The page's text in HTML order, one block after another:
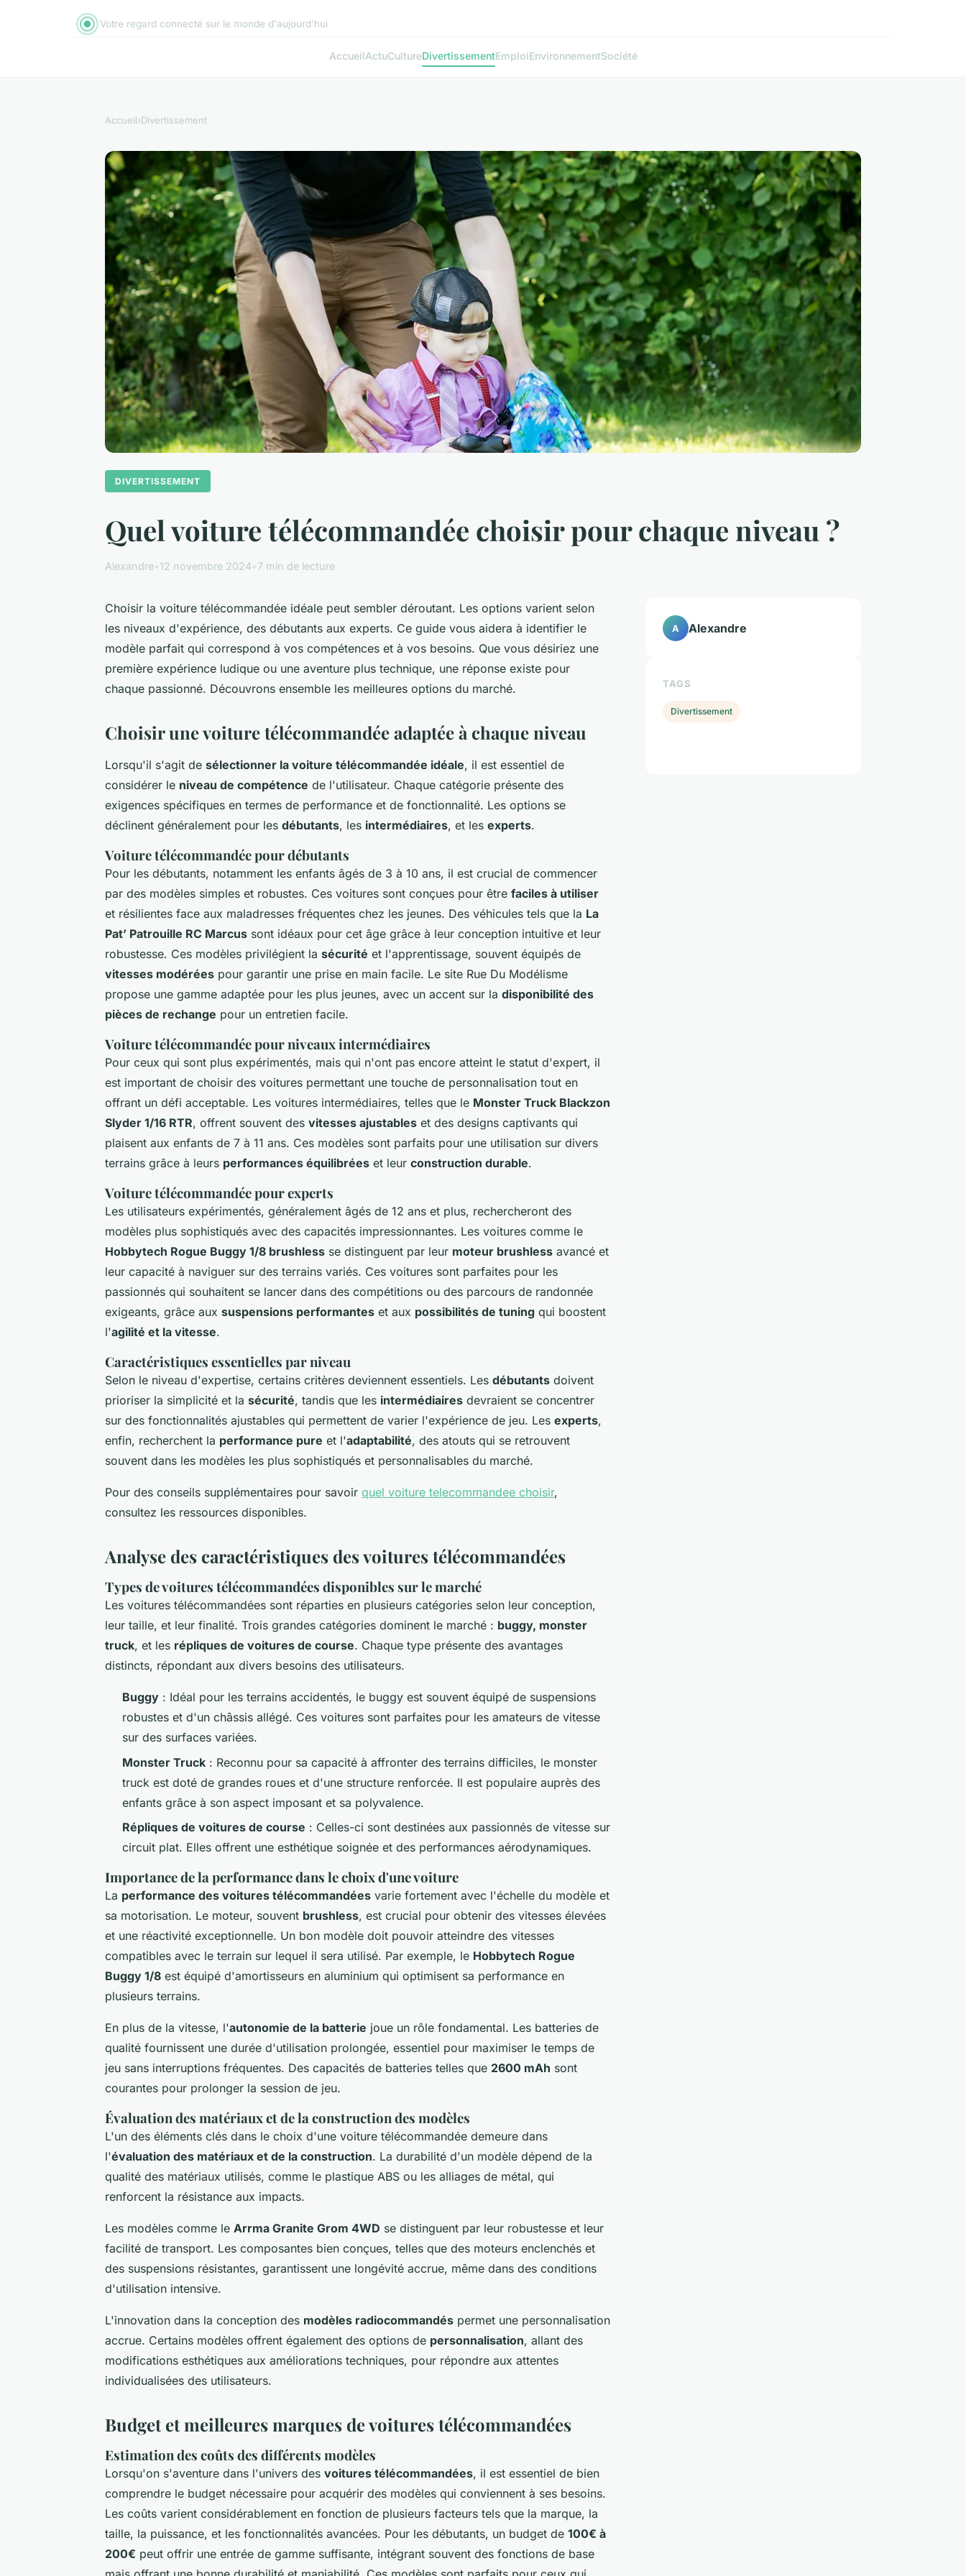
Votre regard connecté sur le monde d'aujourd'hui
AccueilActuCultureDivertissementEmploiEnvironnementSociété
Accueil›Divertissement
DIVERTISSEMENT
Quel voiture télécommandée choisir pour chaque niveau ?
Alexandre•12 novembre 2024•7 min de lecture
Choisir la voiture télécommandée idéale peut sembler déroutant. Les options varient selon
les niveaux d'expérience, des débutants aux experts. Ce guide vous aidera à identifier le
modèle parfait qui correspond à vos compétences et à vos besoins. Que vous désiriez une
première expérience ludique ou une aventure plus technique, une réponse existe pour
chaque passionné. Découvrons ensemble les meilleures options du marché.
Choisir une voiture télécommandée adaptée à chaque niveau
Lorsqu'il s'agit de sélectionner la voiture télécommandée idéale, il est essentiel de
considérer le niveau de compétence de l'utilisateur. Chaque catégorie présente des
exigences spécifiques en termes de performance et de fonctionnalité. Les options se
déclinent généralement pour les débutants, les intermédiaires, et les experts.
Voiture télécommandée pour débutants
Pour les débutants, notamment les enfants âgés de 3 à 10 ans, il est crucial de commencer
par des modèles simples et robustes. Ces voitures sont conçues pour être faciles à utiliser
et résilientes face aux maladresses fréquentes chez les jeunes. Des véhicules tels que la La
Pat’ Patrouille RC Marcus sont idéaux pour cet âge grâce à leur conception intuitive et leur
robustesse. Ces modèles privilégient la sécurité et l'apprentissage, souvent équipés de
vitesses modérées pour garantir une prise en main facile. Le site Rue Du Modélisme
propose une gamme adaptée pour les plus jeunes, avec un accent sur la disponibilité des
pièces de rechange pour un entretien facile.
Voiture télécommandée pour niveaux intermédiaires
Pour ceux qui sont plus expérimentés, mais qui n'ont pas encore atteint le statut d'expert, il
est important de choisir des voitures permettant une touche de personnalisation tout en
offrant un défi acceptable. Les voitures intermédiaires, telles que le Monster Truck Blackzon
Slyder 1/16 RTR, offrent souvent des vitesses ajustables et des designs captivants qui
plaisent aux enfants de 7 à 11 ans. Ces modèles sont parfaits pour une utilisation sur divers
terrains grâce à leurs performances équilibrées et leur construction durable.
Voiture télécommandée pour experts
Les utilisateurs expérimentés, généralement âgés de 12 ans et plus, rechercheront des
modèles plus sophistiqués avec des capacités impressionnantes. Les voitures comme le
Hobbytech Rogue Buggy 1/8 brushless se distinguent par leur moteur brushless avancé et
leur capacité à naviguer sur des terrains variés. Ces voitures sont parfaites pour les
passionnés qui souhaitent se lancer dans des compétitions ou des parcours de randonnée
exigeants, grâce aux suspensions performantes et aux possibilités de tuning qui boostent
l'agilité et la vitesse.
Caractéristiques essentielles par niveau
Selon le niveau d'expertise, certains critères deviennent essentiels. Les débutants doivent
prioriser la simplicité et la sécurité, tandis que les intermédiaires devraient se concentrer
sur des fonctionnalités ajustables qui permettent de varier l'expérience de jeu. Les experts,
enfin, recherchent la performance pure et l'adaptabilité, des atouts qui se retrouvent
souvent dans les modèles les plus sophistiqués et personnalisables du marché.
Pour des conseils supplémentaires pour savoir quel voiture telecommandee choisir,
consultez les ressources disponibles.
Analyse des caractéristiques des voitures télécommandées
Types de voitures télécommandées disponibles sur le marché
Les voitures télécommandées sont réparties en plusieurs catégories selon leur conception,
leur taille, et leur finalité. Trois grandes catégories dominent le marché : buggy, monster
truck, et les répliques de voitures de course. Chaque type présente des avantages
distincts, répondant aux divers besoins des utilisateurs.
Buggy : Idéal pour les terrains accidentés, le buggy est souvent équipé de suspensions
robustes et d'un châssis allégé. Ces voitures sont parfaites pour les amateurs de vitesse
sur des surfaces variées.
Monster Truck : Reconnu pour sa capacité à affronter des terrains difficiles, le monster
truck est doté de grandes roues et d'une structure renforcée. Il est populaire auprès des
enfants grâce à son aspect imposant et sa polyvalence.
Répliques de voitures de course : Celles-ci sont destinées aux passionnés de vitesse sur
circuit plat. Elles offrent une esthétique soignée et des performances aérodynamiques.
Importance de la performance dans le choix d'une voiture
La performance des voitures télécommandées varie fortement avec l'échelle du modèle et
sa motorisation. Le moteur, souvent brushless, est crucial pour obtenir des vitesses élevées
et une réactivité exceptionnelle. Un bon modèle doit pouvoir atteindre des vitesses
compatibles avec le terrain sur lequel il sera utilisé. Par exemple, le Hobbytech Rogue
Buggy 1/8 est équipé d'amortisseurs en aluminium qui optimisent sa performance en
plusieurs terrains.
En plus de la vitesse, l'autonomie de la batterie joue un rôle fondamental. Les batteries de
qualité fournissent une durée d'utilisation prolongée, essentiel pour maximiser le temps de
jeu sans interruptions fréquentes. Des capacités de batteries telles que 2600 mAh sont
courantes pour prolonger la session de jeu.
Évaluation des matériaux et de la construction des modèles
L'un des éléments clés dans le choix d'une voiture télécommandée demeure dans
l'évaluation des matériaux et de la construction. La durabilité d'un modèle dépend de la
qualité des matériaux utilisés, comme le plastique ABS ou les alliages de métal, qui
renforcent la résistance aux impacts.
Les modèles comme le Arrma Granite Grom 4WD se distinguent par leur robustesse et leur
facilité de transport. Les composantes bien conçues, telles que des moteurs enclenchés et
des suspensions résistantes, garantissent une longévité accrue, même dans des conditions
d'utilisation intensive.
L'innovation dans la conception des modèles radiocommandés permet une personnalisation
accrue. Certains modèles offrent également des options de personnalisation, allant des
modifications esthétiques aux améliorations techniques, pour répondre aux attentes
individualisées des utilisateurs.
Budget et meilleures marques de voitures télécommandées
Estimation des coûts des différents modèles
Lorsqu'on s'aventure dans l'univers des voitures télécommandées, il est essentiel de bien
comprendre le budget nécessaire pour acquérir des modèles qui conviennent à ses besoins.
Les coûts varient considérablement en fonction de plusieurs facteurs tels que la marque, la
taille, la puissance, et les fonctionnalités avancées. Pour les débutants, un budget de 100€ à
200€ peut offrir une entrée de gamme suffisante, intégrant souvent des fonctions de base
A Alexandre
TAGS
Divertissement